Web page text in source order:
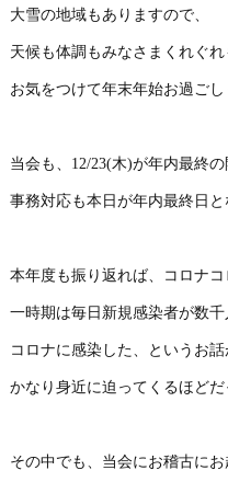
大雪の地域もありますので、
天候も体調もみなさまくれぐれ
お気をつけて年末年始お過ごし
当会も、12/23(木)が年内最終の
事務対応も本日が年内最終日と
本年度も振り返れば、コロナコ
一時期は毎日新規感染者が数千
コロナに感染した、というお話
かなり身近に迫ってくるほどだ
その中でも、当会にお稽古に